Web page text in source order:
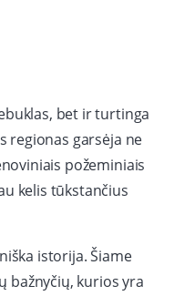
bet ir turtinga
regionas garsėja ne
požeminiais
kelis tūkstančius
istorija. Šiame
bažnyčių, kurios yra